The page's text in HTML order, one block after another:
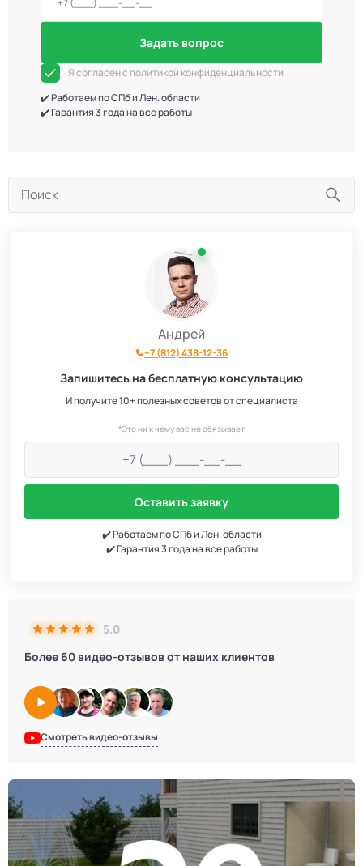
Андрей
+7 (812) 438-12-36
Запишитесь на бесплатную консультацию
И получите 10+ полезных советов от специалиста
*Это ни к чему вас не обязывает
Оставить заявку
✔️ Работаем по СПб и Лен. области
✔️ Гарантия 3 года на все работы
5.0
Более 60 видео-отзывов от наших клиентов
Смотреть видео-отзывы
Задать вопрос
Я согласен с политикой конфиденциальности
✔️ Работаем по СПб и Лен. области
✔️ Гарантия 3 года на все работы